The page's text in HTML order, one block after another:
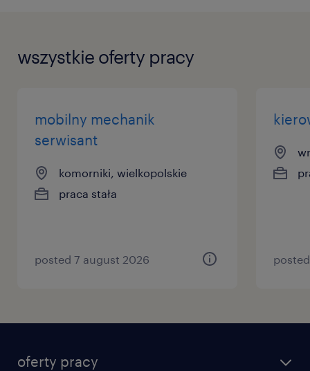
wszystkie oferty pracy
mobilny mechanik
serwisant
komorniki, wielkopolskie
praca stała
posted 7 august 2026
oferty pracy